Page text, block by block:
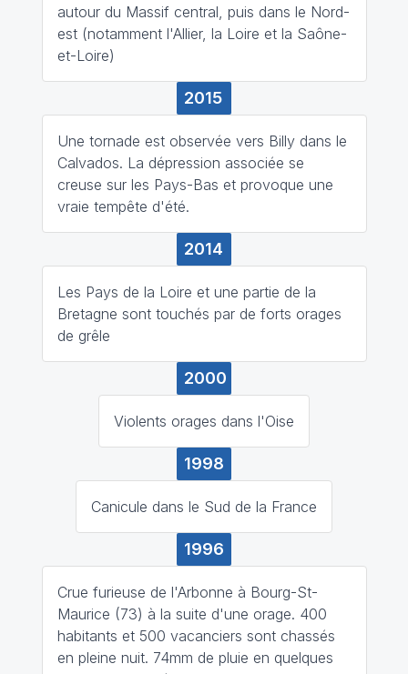
autour du Massif central, puis dans le Nord-
est (notamment l'Allier, la Loire et la Saône-
et-Loire)
2015
Une tornade est observée vers Billy dans le
Calvados. La dépression associée se
creuse sur les Pays-Bas et provoque une
vraie tempête d'été.
2014
Les Pays de la Loire et une partie de la
Bretagne sont touchés par de forts orages
de grêle
2000
Violents orages dans l'Oise
1998
Canicule dans le Sud de la France
1996
Crue furieuse de l'Arbonne à Bourg-St-
Maurice (73) à la suite d'une orage. 400
habitants et 500 vacanciers sont chassés
en pleine nuit. 74mm de pluie en quelques